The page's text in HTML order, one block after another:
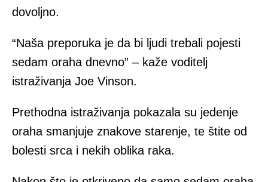
dovoljno.
“Naša preporuka je da bi ljudi trebali pojesti
sedam oraha dnevno” – kaže voditelj
istraživanja Joe Vinson.
Prethodna istraživanja pokazala su jedenje
oraha smanjuje znakove starenje, te štite od
bolesti srca i nekih oblika raka.